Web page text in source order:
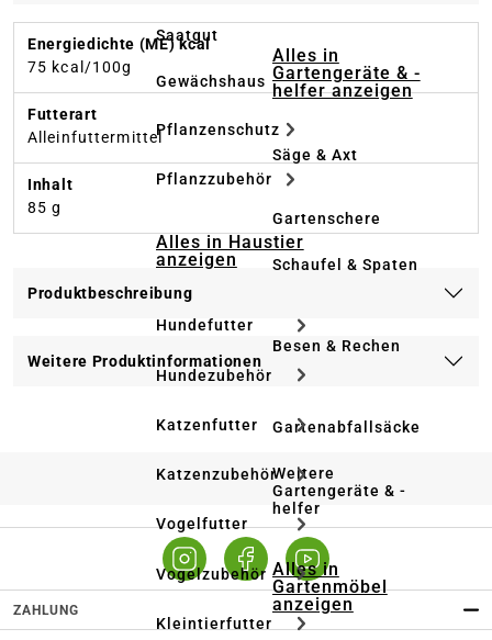
Saatgut
Gewächshaus
Pflanzenschutz
Pflanzzubehör
Alles in Haustier
anzeigen
Hundefutter
Hundezubehör
Katzenfutter
Katzenzubehör
Vogelfutter
Vogelzubehör
Kleintierfutter
Alles in
Gartengeräte & -
helfer anzeigen
Säge & Axt
Gartenschere
Schaufel & Spaten
Besen & Rechen
Gartenabfallsäcke
Weitere
Gartengeräte & -
helfer
Alles in
Gartenmöbel
anzeigen
Energiedichte (ME) kcal
75 kcal/100g
Futterart
Alleinfuttermittel
Inhalt
85 g
Produktbeschreibung
Weitere Produktinformationen
ZAHLUNG